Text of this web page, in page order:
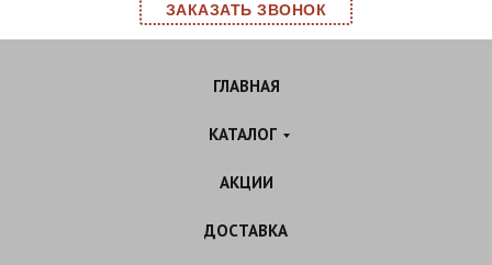
ЗАКАЗАТЬ ЗВОНОК
ГЛАВНАЯ
КАТАЛОГ
АКЦИИ
ДОСТАВКА